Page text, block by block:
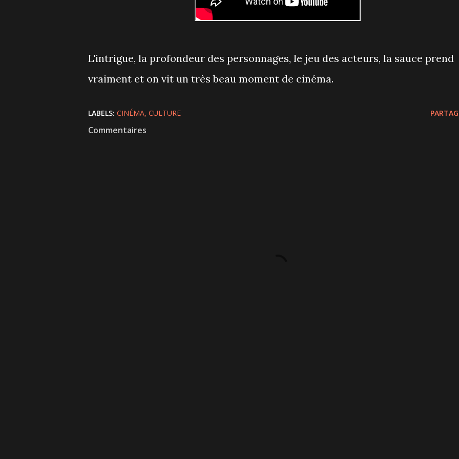
L'intrigue, la profondeur des personnages, le jeu des acteurs, la sauce prend
vraiment et on vit un très beau moment de cinéma.
LABELS: CINÉMA CULTURE
Commentaires